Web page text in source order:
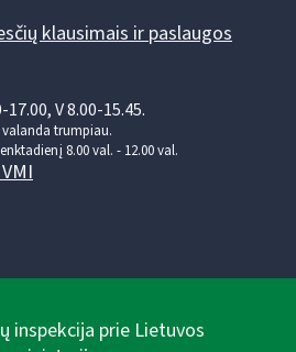
klausimais ir paslaugos
V 8.00-15.45.
valanda trumpiau.
8.00 val. - 12.00 val.
inspekcija prie Lietuvos